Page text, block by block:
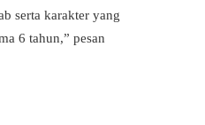
serta karakter yang
6 tahun,” pesan